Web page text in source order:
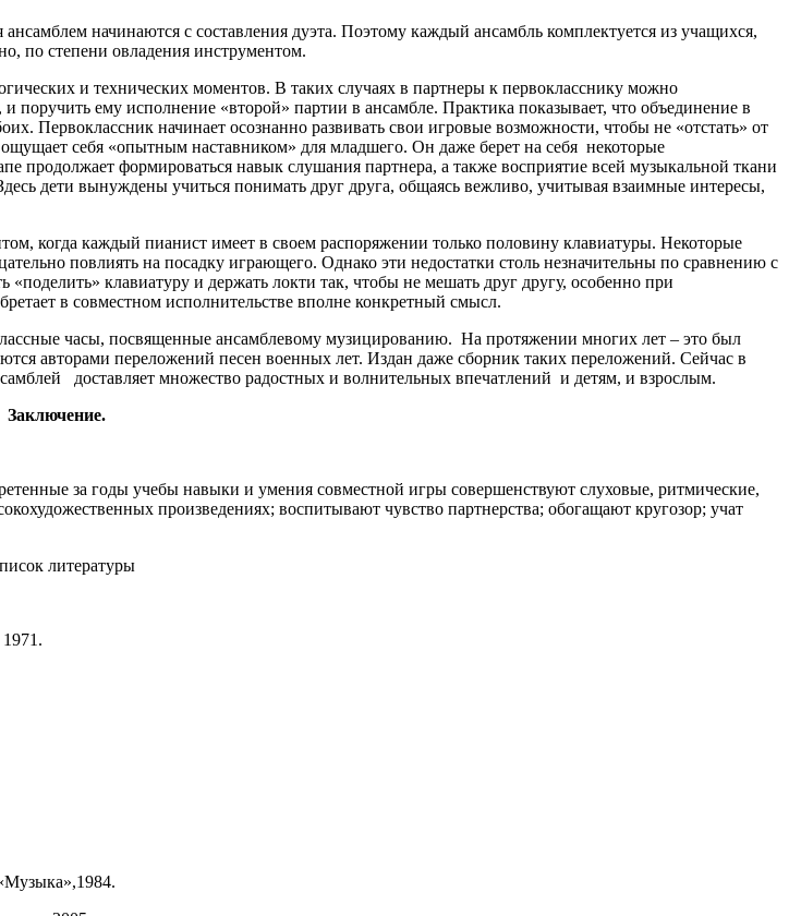
начинаются с составления дуэта. Поэтому каждый ансамбль комплектуется из учащихся,
по степени овладения инструментом.
и технических моментов. В таких случаях в партнеры к первокласснику можно
ему исполнение «второй» партии в ансамбле. Практика показывает, что объединение в
Первоклассник начинает осознанно развивать свои игровые возможности, чтобы не «отстать» от
себя «опытным наставником» для младшего. Он даже берет на себя некоторые
формироваться навык слушания партнера, а также восприятие всей музыкальной ткани
дети вынуждены учиться понимать друг друга, общаясь вежливо, учитывая взаимные интересы,
когда каждый пианист имеет в своем распоряжении только половину клавиатуры. Некоторые
повлиять на посадку играющего. Однако эти недостатки столь незначительны по сравнению с
клавиатуру и держать локти так, чтобы не мешать друг другу, особенно при
в совместном исполнительстве вполне конкретный смысл.
часы, посвященные ансамблевому музицированию. На протяжении многих лет – это был
авторами переложений песен военных лет. Издан даже сборник таких переложений. Сейчас в
доставляет множество радостных и волнительных впечатлений и детям, и взрослым.
Заключение.
за годы учебы навыки и умения совместной игры совершенствуют слуховые, ритмические,
произведениях; воспитывают чувство партнерства; обогащают кругозор; учат
литературы